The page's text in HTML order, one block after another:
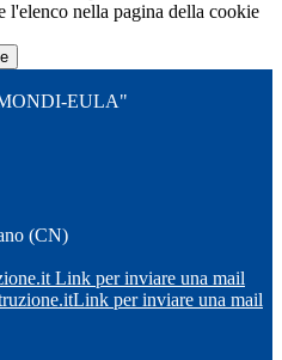
l'elenco nella pagina della cookie
EULA"
(CN)
Link per inviare una mail
Link per inviare una mail